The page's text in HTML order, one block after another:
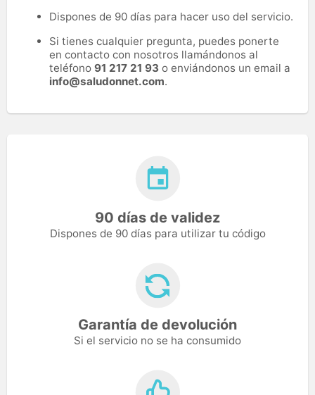
Dispones de 90 días para hacer uso del servicio.
Si tienes cualquier pregunta, puedes ponerte
en contacto con nosotros llamándonos al
teléfono 91 217 21 93 o enviándonos un email a
info@saludonnet.com.
90 días de validez
Dispones de 90 días para utilizar tu código
Garantía de devolución
Si el servicio no se ha consumido